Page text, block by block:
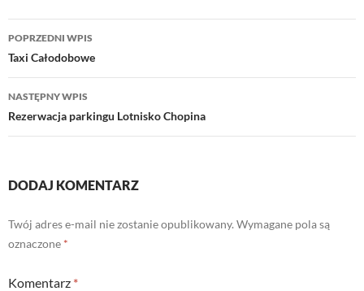
Nawigacja
wpisu
POPRZEDNI WPIS
Taxi Całodobowe
NASTĘPNY WPIS
Rezerwacja parkingu Lotnisko Chopina
DODAJ KOMENTARZ
Twój adres e-mail nie zostanie opublikowany. Wymagane pola są
oznaczone *
Komentarz *